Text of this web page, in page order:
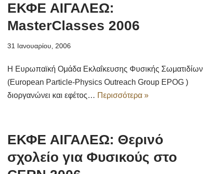
ΕΚΦΕ ΑΙΓΑΛΕΩ:
MasterClasses 2006
31 Ιανουαρίου, 2006
Η Ευρωπαϊκή Ομάδα Εκλαΐκευσης Φυσικής Σωματιδίων
(European Particle-Physics Outreach Group EPOG )
διοργανώνει και εφέτος… Περισσότερα »
ΕΚΦΕ ΑΙΓΑΛΕΩ: Θερινό
σχολείο για Φυσικούς στο